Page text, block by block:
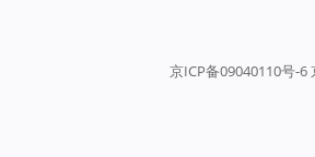
京ICP备09040110号-6